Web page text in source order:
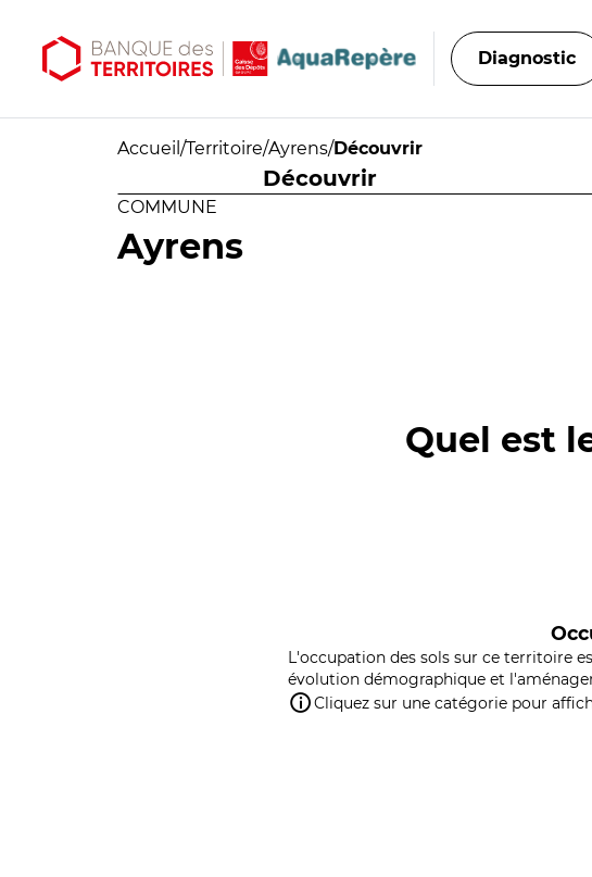
Diagnostic
Accueil /Territoire/Ayrens/Découvrir
Découvrir
COMMUNE
Ayrens
Quel est
L'occupation des sols sur ce territoire
évolution démographique et
Cliquez sur une catégorie pour